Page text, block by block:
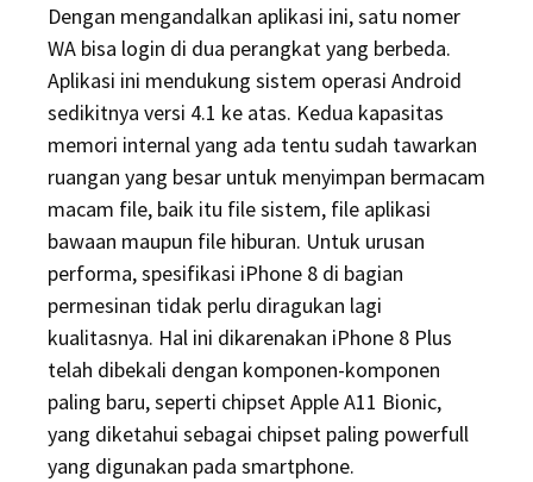
Dengan mengandalkan aplikasi ini, satu nomer
WA bisa login di dua perangkat yang berbeda.
Aplikasi ini mendukung sistem operasi Android
sedikitnya versi 4.1 ke atas. Kedua kapasitas
memori internal yang ada tentu sudah tawarkan
ruangan yang besar untuk menyimpan bermacam
macam file, baik itu file sistem, file aplikasi
bawaan maupun file hiburan. Untuk urusan
performa, spesifikasi iPhone 8 di bagian
permesinan tidak perlu diragukan lagi
kualitasnya. Hal ini dikarenakan iPhone 8 Plus
telah dibekali dengan komponen-komponen
paling baru, seperti chipset Apple A11 Bionic,
yang diketahui sebagai chipset paling powerfull
yang digunakan pada smartphone.